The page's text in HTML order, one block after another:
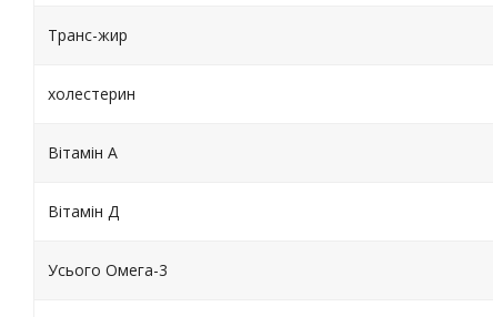
Транс-жир
холестерин
Вітамін А
Вітамін Д
Усього Омега-3